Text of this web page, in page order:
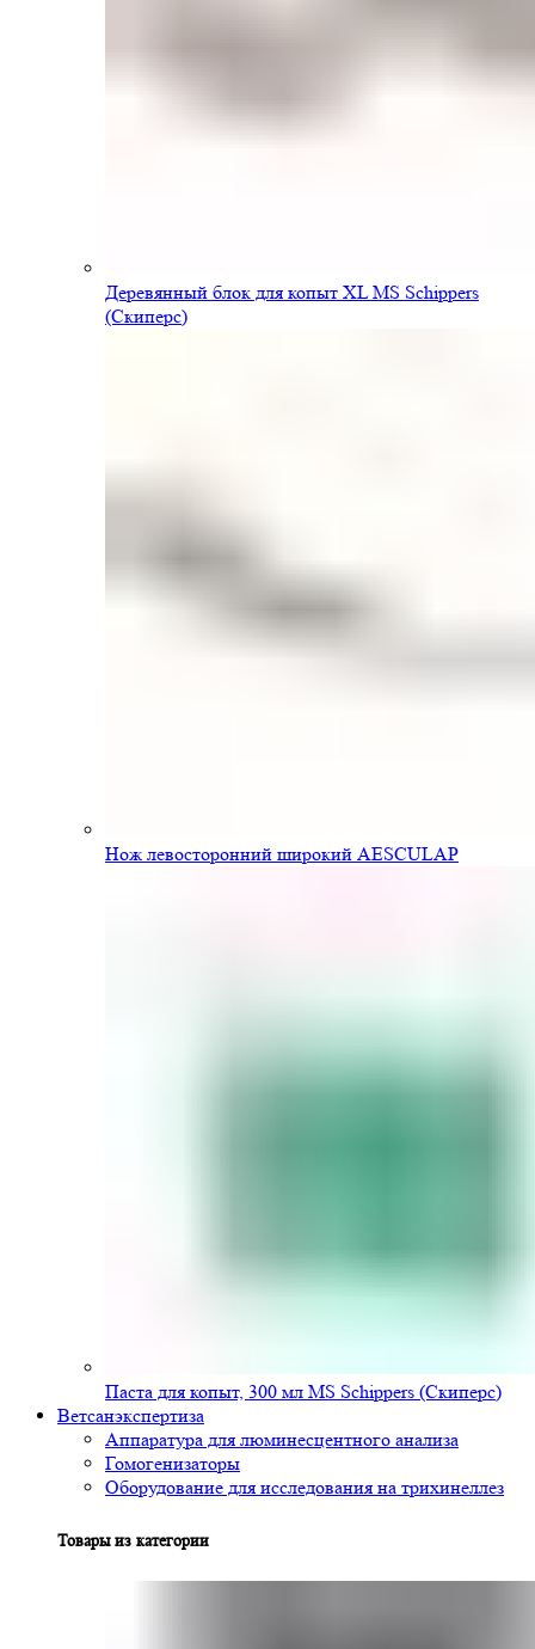
Деревянный блок для копыт XL MS Schippers
(Скиперс)
Нож левосторонний широкий AESCULAP
Паста для копыт, 300 мл MS Schippers (Скиперс)
Ветсанэкспертиза
Аппаратура для люминесцентного анализа
Гомогенизаторы
Оборудование для исследования на трихинеллез
Товары из категории